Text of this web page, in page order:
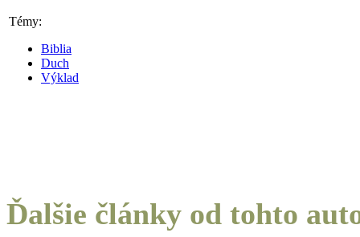
Témy:
Biblia
Duch
Výklad
Ďalšie články od tohto